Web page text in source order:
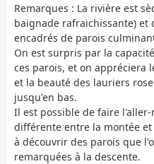
Remarques : La rivière est
baignade rafraichissante) et
encadrés de parois
On est surpris par la
ces parois, et on appréciera
et la beauté des lauriers
jusqu'en bas.
Il est possible de faire
différente entre la montée
à découvrir des parois que
remarquées à la descente.